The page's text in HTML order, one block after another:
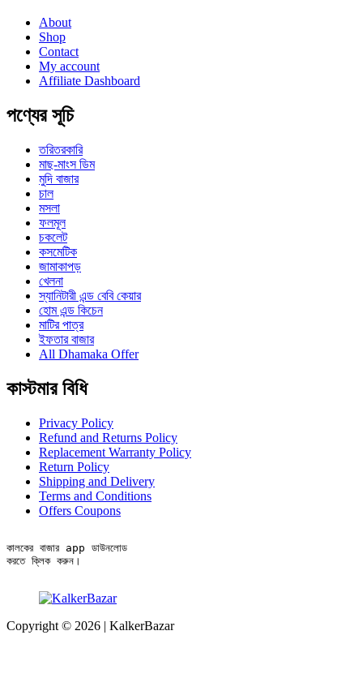
About
Shop
Contact
My account
Affiliate Dashboard
পণ্যের সূচি
তরিতরকারি
মাছ-মাংস ডিম
মুদি বাজার
চাল
মসলা
ফলমূল
চকলেট
কসমেটিক
জামাকাপড়
খেলনা
স্যানিটারী এন্ড বেবি কেয়ার
হোম এন্ড কিচেন
মাটির পাত্র
ইফতার বাজার
All Dhamaka Offer
কাস্টমার বিধি
Privacy Policy
Refund and Returns Policy
Replacement Warranty Policy
Return Policy
Shipping and Delivery
Terms and Conditions
Offers Coupons
কালকের বাজার app ডাউনলোড
করতে ক্লিক করুন।
Copyright © 2026 | KalkerBazar